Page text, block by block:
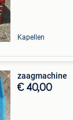
Kapellen
zaagmachine
€ 40,00